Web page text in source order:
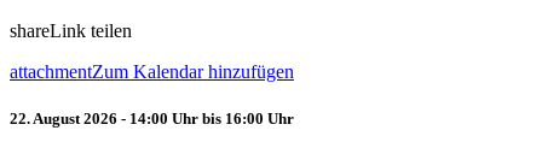
shareLink teilen
attachmentZum Kalendar hinzufügen
22. August 2026 - 14:00 Uhr bis 16:00 Uhr